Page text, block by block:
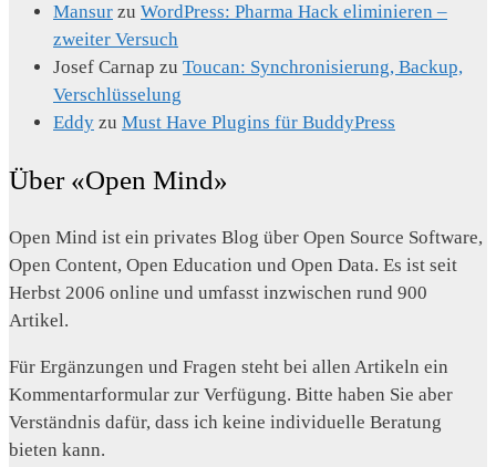
Mansur zu WordPress: Pharma Hack eliminieren –
zweiter Versuch
Josef Carnap zu Toucan: Synchronisierung, Backup,
Verschlüsselung
Eddy zu Must Have Plugins für BuddyPress
Über «Open Mind»
Open Mind ist ein privates Blog über Open Source Software,
Open Content, Open Education und Open Data. Es ist seit
Herbst 2006 online und umfasst inzwischen rund 900
Artikel.
Für Ergänzungen und Fragen steht bei allen Artikeln ein
Kommentarformular zur Verfügung. Bitte haben Sie aber
Verständnis dafür, dass ich keine individuelle Beratung
bieten kann.